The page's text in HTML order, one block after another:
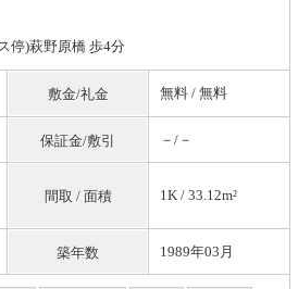
停)萩野原橋 歩4分
敷金/礼金 無料 / 無料
保証金/敷引 －/－
間取 / 面積 1K / 33.12m²
築年数 1989年03月